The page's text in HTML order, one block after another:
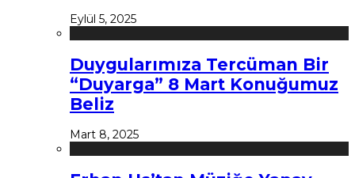
Eylül 5, 2025
Duygularımıza Tercüman Bir
“Duyarga” 8 Mart Konuğumuz
Beliz
Mart 8, 2025